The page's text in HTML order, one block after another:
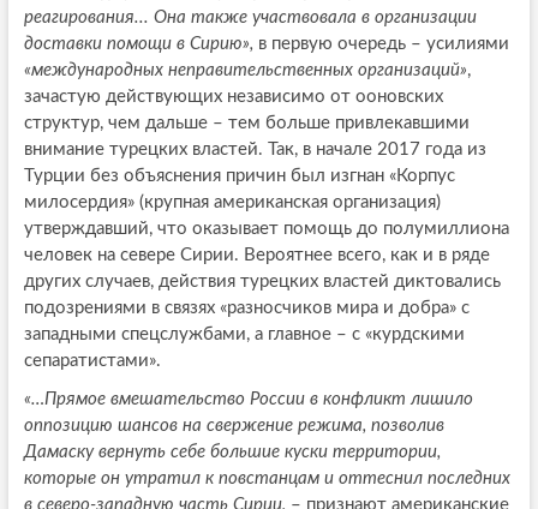
реагирования... Она также участвовала в организации
доставки помощи в Сирию», в первую очередь – усилиями
«международных неправительственных организаций»,
зачастую действующих независимо от ооновских
структур, чем дальше – тем больше привлекавшими
внимание турецких властей. Так, в начале 2017 года из
Турции без объяснения причин был изгнан «Корпус
милосердия» (крупная американская организация)
утверждавший, что оказывает помощь до полумиллиона
человек на севере Сирии. Вероятнее всего, как и в ряде
других случаев, действия турецких властей диктовались
подозрениями в связях «разносчиков мира и добра» с
западными спецслужбами, а главное – с «курдскими
сепаратистами».
«…Прямое вмешательство России в конфликт лишило
оппозицию шансов на свержение режима, позволив
Дамаску вернуть себе большие куски территории,
которые он утратил к повстанцам и оттеснил последних
в северо-западную часть Сирии, – признают американские